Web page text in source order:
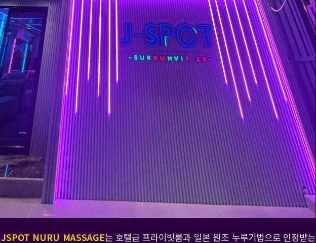
JSPOT NURU MASSAGE는 호텔급 프라이빗룸과 일본 원조 누루기법으로 인정받는